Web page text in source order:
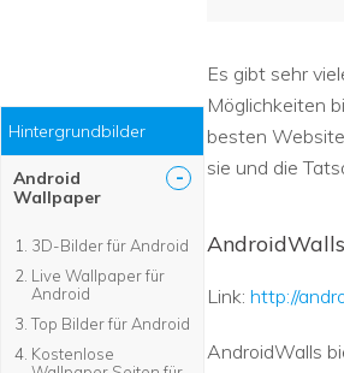
Es gibt sehr
Möglichkeiten
besten
sie und die
AndroidWalls
Link: http://
AndroidWalls
Hintergrundbilder
Android
Wallpaper
-
3D-Bilder für Android
Live Wallpaper für
Android
Top Bilder für Android
Kostenlose